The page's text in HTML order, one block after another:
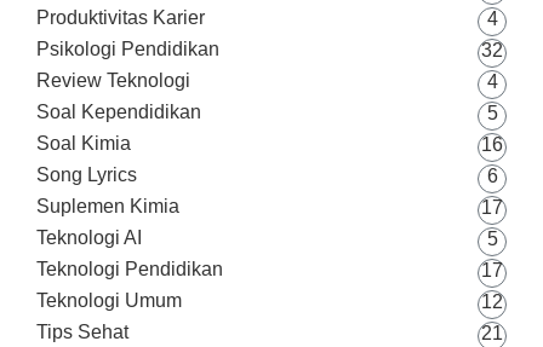
Produktivitas Karier
4
Psikologi Pendidikan
32
Review Teknologi
4
Soal Kependidikan
5
Soal Kimia
16
Song Lyrics
6
Suplemen Kimia
17
Teknologi AI
5
Teknologi Pendidikan
17
Teknologi Umum
12
Tips Sehat
21